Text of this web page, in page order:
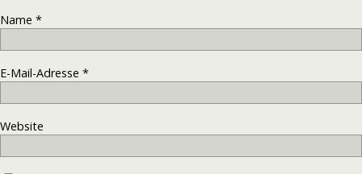
Name *
E-Mail-Adresse *
Website